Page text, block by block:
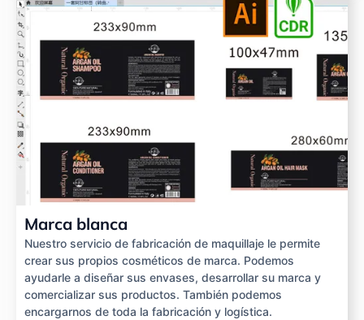
Marca blanca
Nuestro servicio de fabricación de maquillaje le permite
crear sus propios cosméticos de marca. Podemos
ayudarle a diseñar sus envases, desarrollar su marca y
comercializar sus productos. También podemos
encargarnos de toda la fabricación y logística.